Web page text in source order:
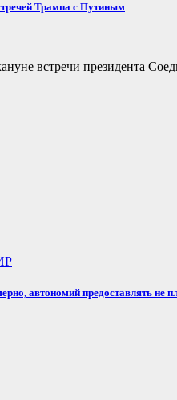
Трампа с Путиным
встречи президента
автономий предоставлять не